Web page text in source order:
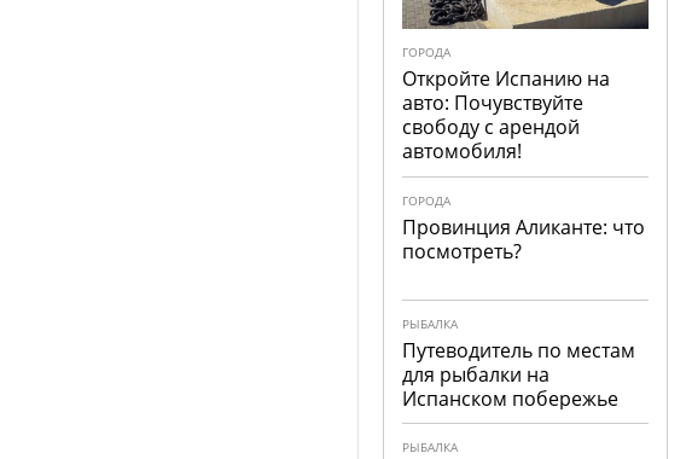
ГОРОДА
Откройте Испанию на
авто: Почувствуйте
свободу с арендой
автомобиля!
ГОРОДА
Провинция Аликанте: что
посмотреть?
РЫБАЛКА
Путеводитель по местам
для рыбалки на
Испанском побережье
РЫБАЛКА